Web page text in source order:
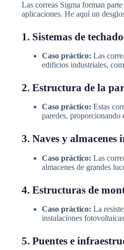
Las correas Sigma forman
aplicaciones. He aquí un
1. Sistemas de techado
Caso práctico: Las
edificios industriales,
2. Estructura de la
Caso práctico: Estas
paredes,
3. Naves y almacenes
Caso práctico: Las
almacenes de grandes
4. Estructuras de
Caso práctico: La
instalaciones
5. Puentes e